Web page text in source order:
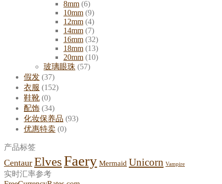
8mm (6)
10mm (9)
12mm (4)
14mm (7)
16mm (32)
18mm (13)
20mm (10)
玻璃眼珠 (57)
假发 (37)
衣服 (152)
鞋靴 (0)
配饰 (34)
化妆保养品 (93)
优惠特卖 (0)
产品标签
Centaur ElvesFaery Mermaid Unicorn Vampire
实时汇率参考